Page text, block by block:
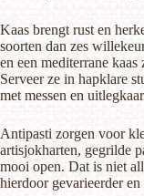
Kaas brengt rust en
soorten dan zes
en een mediterrane
Serveer ze in hapklare
met messen en
Antipasti zorgen voor
artisjokharten, gegrilde
mooi open. Dat is niet
hierdoor gevarieerder